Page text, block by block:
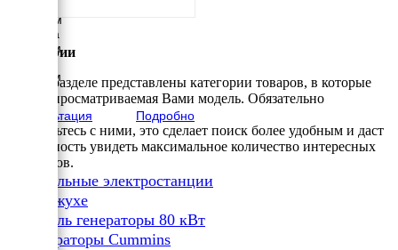
2750 мм
Ширина
1134 мм
2110 мм
Консультация
Подробно
Категории
В этом разделе представлены категории товаров, в которые
входит просматриваемая Вами модель. Обязательно
ознакомьтесь с ними, это сделает поиск более удобным и даст
возможность увидеть максимальное количество интересных
вариантов.
Дизельные электростанции
В кожухе
Дизель генераторы 80 кВт
Генераторы Cummins